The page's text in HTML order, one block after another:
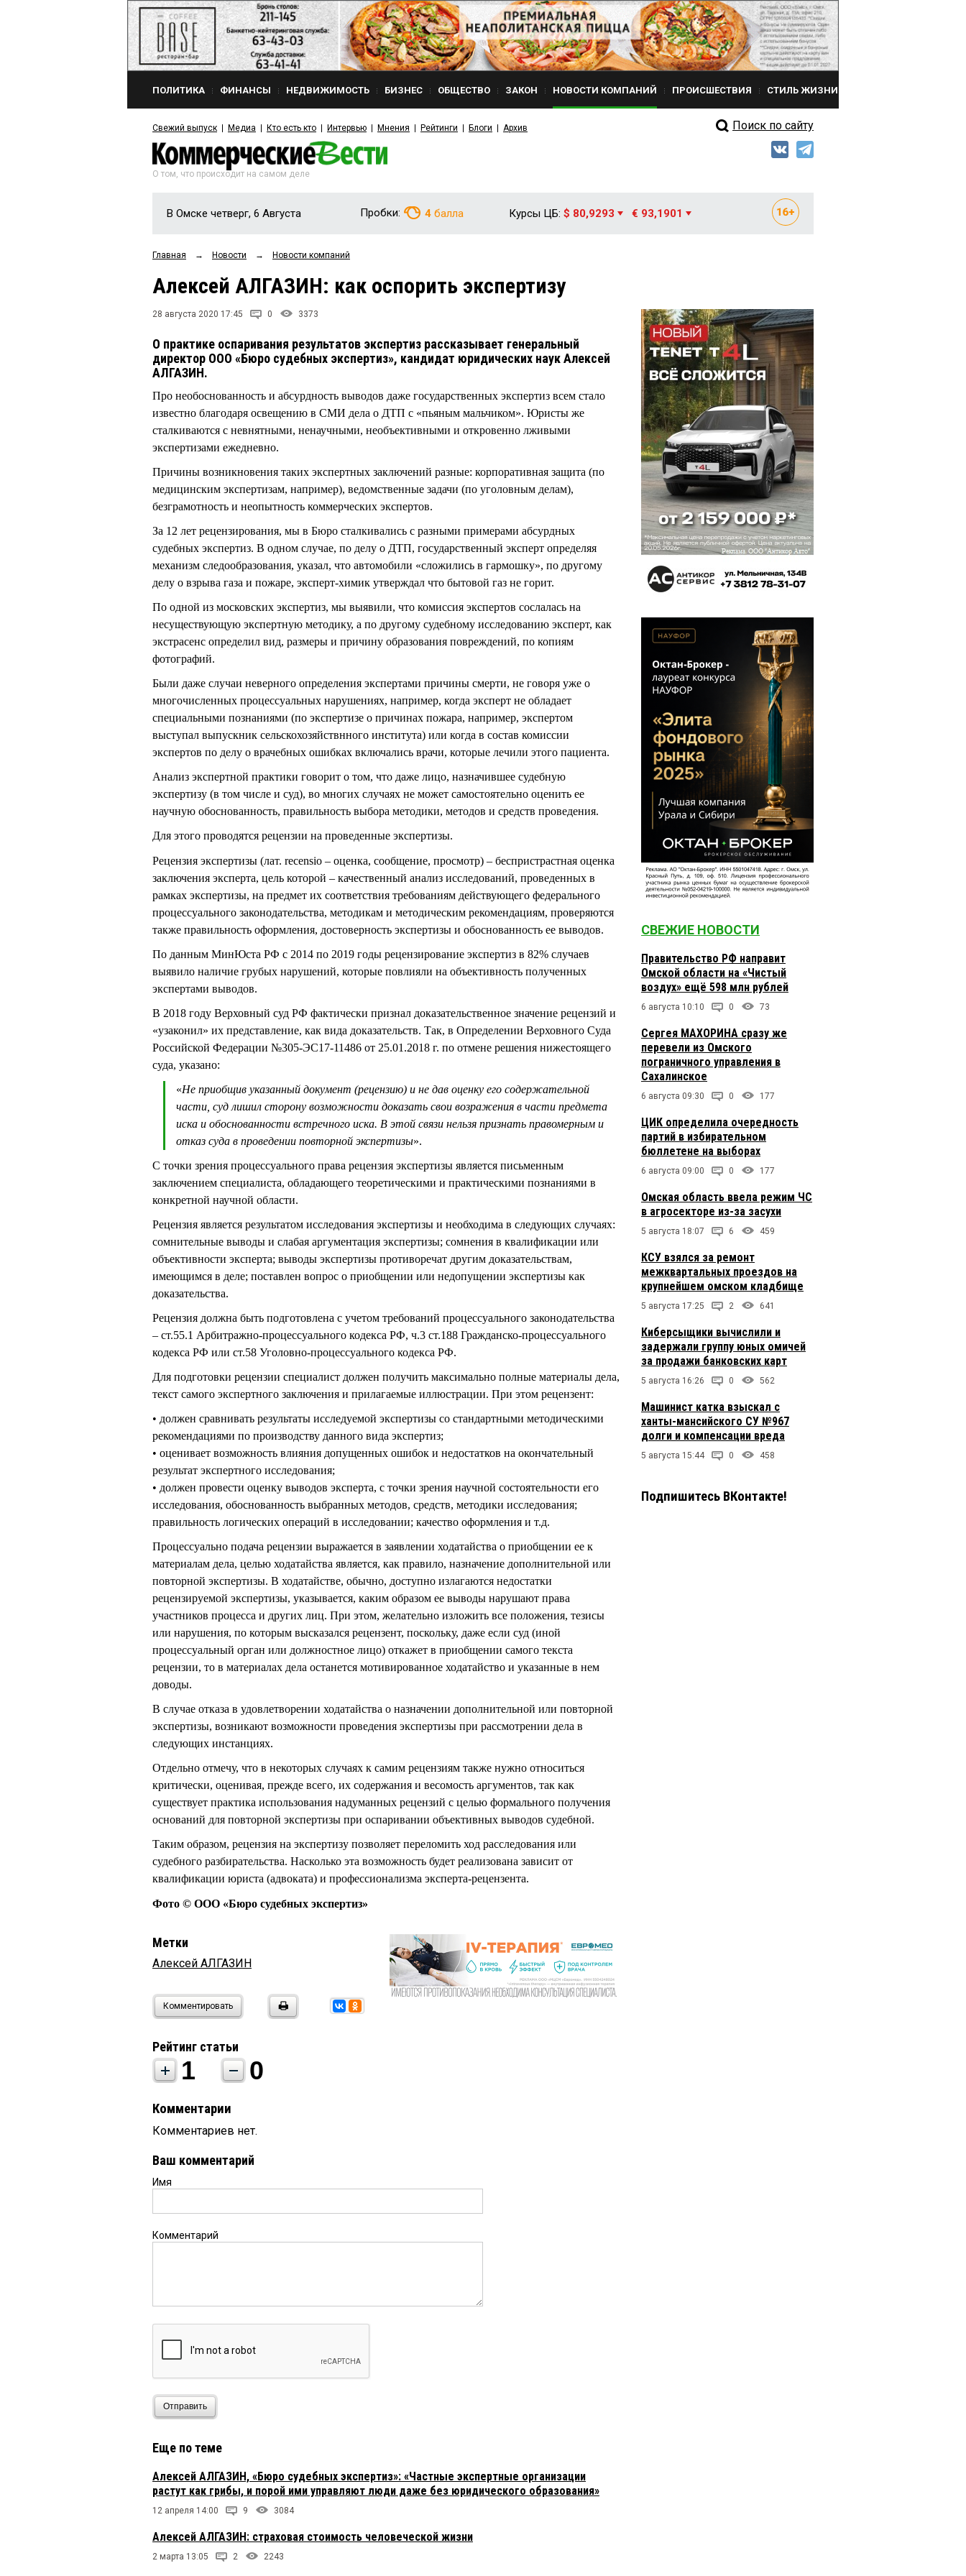
ПОЛИТИКА ФИНАНСЫ НЕДВИЖИМОСТЬ БИЗНЕС ОБЩЕСТВО ЗАКОН НОВОСТИ КОМПАНИЙ ПРОИСШЕСТВИЯ СТИЛЬ ЖИЗНИ
Свежий выпуск Медиа Кто есть кто Интервью Мнения Рейтинги Блоги Архив Поиск по сайту
О том, что происходит на самом деле
В Омске четверг, 6 Августа Пробки: 4 балла Курсы ЦБ: $ 80,9293 € 93,1901
Главная → Новости → Новости компаний
Алексей АЛГАЗИН: как оспорить экспертизу
28 августа 2020 17:45 0 3373
О практике оспаривания результатов экспертиз рассказывает генеральный
директор ООО «Бюро судебных экспертиз», кандидат юридических наук Алексей
АЛГАЗИН.
Про необоснованность и абсурдность выводов даже государственных экспертиз всем стало
известно благодаря освещению в СМИ дела о ДТП с «пьяным мальчиком». Юристы же
сталкиваются с невнятными, ненаучными, необъективными и откровенно лживыми
экспертизами ежедневно.
Причины возникновения таких экспертных заключений разные: корпоративная защита (по
медицинским экспертизам, например), ведомственные задачи (по уголовным делам),
безграмотность и неопытность коммерческих экспертов.
За 12 лет рецензирования, мы в Бюро сталкивались с разными примерами абсурдных
судебных экспертиз. В одном случае, по делу о ДТП, государственный эксперт определяя
механизм следообразования, указал, что автомобили «сложились в гармошку», по другому
делу о взрыва газа и пожаре, эксперт-химик утверждал что бытовой газ не горит.
По одной из московских экспертиз, мы выявили, что комиссия экспертов сослалась на
несуществующую экспертную методику, а по другому судебному исследованию эксперт, как
экстрасенс определил вид, размеры и причину образования повреждений, по копиям
фотографий.
Были даже случаи неверного определения экспертами причины смерти, не говоря уже о
многочисленных процессуальных нарушениях, например, когда эксперт не обладает
специальными познаниями (по экспертизе о причинах пожара, например, экспертом
выступал выпускник сельскохозяйствнного института) или когда в состав комиссии
экспертов по делу о врачебных ошибках включались врачи, которые лечили этого пациента.
Анализ экспертной практики говорит о том, что даже лицо, назначившее судебную
экспертизу (в том числе и суд), во многих случаях не может самостоятельно оценить ее
научную обоснованность, правильность выбора методики, методов и средств проведения.
Для этого проводятся рецензии на проведенные экспертизы.
Рецензия экспертизы (лат. recensio – оценка, сообщение, просмотр) – беспристрастная оценка
заключения эксперта, цель которой – качественный анализ исследований, проведенных в
рамках экспертизы, на предмет их соответствия требованиям действующего федерального
процессуального законодательства, методикам и методическим рекомендациям, проверяются
также правильность оформления, достоверность экспертизы и обоснованность ее выводов.
По данным МинЮста РФ с 2014 по 2019 годы рецензирование экспертиз в 82% случаев
выявило наличие грубых нарушений, которые повлияли на объективность полученных
экспертами выводов.
В 2018 году Верховный суд РФ фактически признал доказательственное значение рецензий и
«узаконил» их представление, как вида доказательств. Так, в Определении Верховного Суда
Российской Федерации №305-ЭС17-11486 от 25.01.2018 г. по отмене решения нижестоящего
суда, указано:
«Не приобщив указанный документ (рецензию) и не дав оценку его содержательной
части, суд лишил сторону возможности доказать свои возражения в части предмета
иска и обоснованности встречного иска. В этой связи нельзя признать правомерным и
отказ суда в проведении повторной экспертизы».
С точки зрения процессуального права рецензия экспертизы является письменным
заключением специалиста, обладающего теоретическими и практическими познаниями в
конкретной научной области.
Рецензия является результатом исследования экспертизы и необходима в следующих случаях:
сомнительные выводы и слабая аргументация экспертизы; сомнения в квалификации или
объективности эксперта; выводы экспертизы противоречат другим доказательствам,
имеющимся в деле; поставлен вопрос о приобщении или недопущении экспертизы как
доказательства.
Рецензия должна быть подготовлена с учетом требований процессуального законодательства
– ст.55.1 Арбитражно-процессуального кодекса РФ, ч.3 ст.188 Гражданско-процессуального
кодекса РФ или ст.58 Уголовно-процессуального кодекса РФ.
Для подготовки рецензии специалист должен получить максимально полные материалы дела,
текст самого экспертного заключения и прилагаемые иллюстрации. При этом рецензент:
• должен сравнивать результаты исследуемой экспертизы со стандартными методическими
рекомендациями по производству данного вида экспертиз;
• оценивает возможность влияния допущенных ошибок и недостатков на окончательный
результат экспертного исследования;
• должен провести оценку выводов эксперта, с точки зрения научной состоятельности его
исследования, обоснованность выбранных методов, средств, методики исследования;
правильность логических операций в исследовании; качество оформления и т.д.
Процессуально подача рецензии выражается в заявлении ходатайства о приобщении ее к
материалам дела, целью ходатайства является, как правило, назначение дополнительной или
повторной экспертизы. В ходатайстве, обычно, доступно излагаются недостатки
рецензируемой экспертизы, указывается, каким образом ее выводы нарушают права
участников процесса и других лиц. При этом, желательно изложить все положения, тезисы
или нарушения, по которым высказался рецензент, поскольку, даже если суд (иной
процессуальный орган или должностное лицо) откажет в приобщении самого текста
рецензии, то в материалах дела останется мотивированное ходатайство и указанные в нем
доводы.
В случае отказа в удовлетворении ходатайства о назначении дополнительной или повторной
экспертизы, возникают возможности проведения экспертизы при рассмотрении дела в
следующих инстанциях.
Отдельно отмечу, что в некоторых случаях к самим рецензиям также нужно относиться
критически, оценивая, прежде всего, их содержания и весомость аргументов, так как
существует практика использования надуманных рецензий с целью формального получения
оснований для повторной экспертизы при оспаривании объективных выводов судебной.
Таким образом, рецензия на экспертизу позволяет переломить ход расследования или
судебного разбирательства. Насколько эта возможность будет реализована зависит от
квалификации юриста (адвоката) и профессионализма эксперта-рецензента.
Фото © ООО «Бюро судебных экспертиз»
Метки
Алексей АЛГАЗИН
Комментировать
Рейтинг статьи
1 0
Комментарии
Комментариев нет.
Ваш комментарий
Имя
Комментарий
Отправить
Еще по теме
Алексей АЛГАЗИН, «Бюро судебных экспертиз»: «Частные экспертные организации
растут как грибы, и порой ими управляют люди даже без юридического образования»
12 апреля 14:00 9 3084
Алексей АЛГАЗИН: страховая стоимость человеческой жизни
2 марта 13:05 2 2243
СВЕЖИЕ НОВОСТИ
Правительство РФ направит
Омской области на «Чистый
воздух» ещё 598 млн рублей
6 августа 10:10 0 73
Сергея МАХОРИНА сразу же
перевели из Омского
пограничного управления в
Сахалинское
6 августа 09:30 0 177
ЦИК определила очередность
партий в избирательном
бюллетене на выборах
6 августа 09:00 0 177
Омская область ввела режим ЧС
в агросекторе из-за засухи
5 августа 18:07 6 459
КСУ взялся за ремонт
межквартальных проездов на
крупнейшем омском кладбище
5 августа 17:25 2 641
Киберсыщики вычислили и
задержали группу юных омичей
за продажи банковских карт
5 августа 16:26 0 562
Машинист катка взыскал с
ханты-мансийского СУ №967
долги и компенсации вреда
5 августа 15:44 0 458
Подпишитесь ВКонтакте!